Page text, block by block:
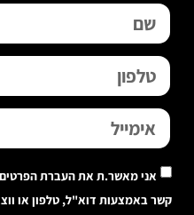
אני מאשר.ת את העברת הפרטים
קשר באמצעות דוא"ל, טלפון או